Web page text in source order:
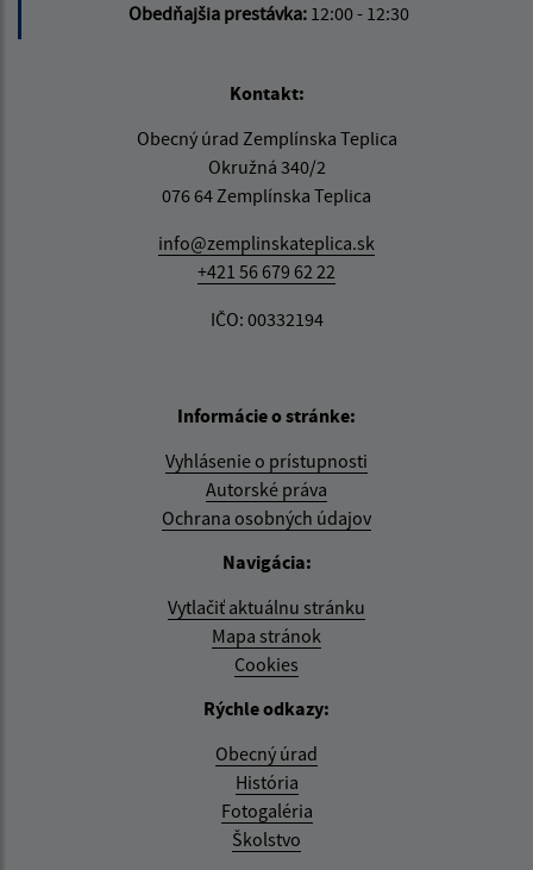
Obedňajšia prestávka: 12:00 - 12:30
Kontakt:
Obecný úrad Zemplínska Teplica
Okružná 340/2
076 64 Zemplínska Teplica
info@zemplinskateplica.sk
+421 56 679 62 22
IČO: 00332194
Informácie o stránke:
Vyhlásenie o prístupnosti
Autorské práva
Ochrana osobných údajov
Navigácia:
Vytlačiť aktuálnu stránku
Mapa stránok
Cookies
Rýchle odkazy:
Obecný úrad
História
Fotogaléria
Školstvo